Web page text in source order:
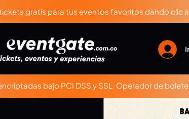
gratis para tus eventos favoritos dando clic
bajo PCI DSS y SSL. Operador de